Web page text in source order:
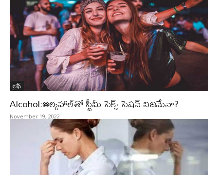
లైఫ్‌
Alcohol:ఆల్కహాల్‌తో స్టీమీ సెక్స్‌ సెషన్‌ నిజమేనా?
November 19, 2022